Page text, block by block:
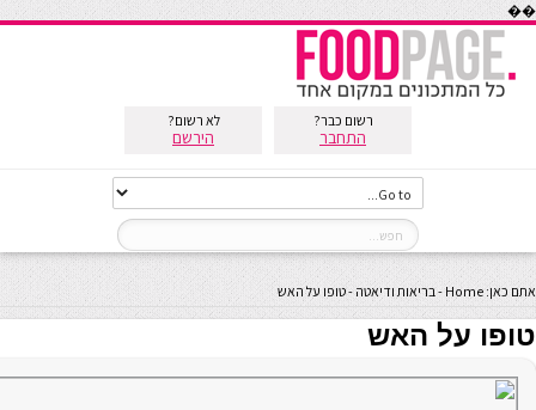
��
רשום כבר?
התחבר
לא רשום?
הירשם
אתם כאן: Home
-בריאות ודיאטה -טופו על האש
טופו על האש